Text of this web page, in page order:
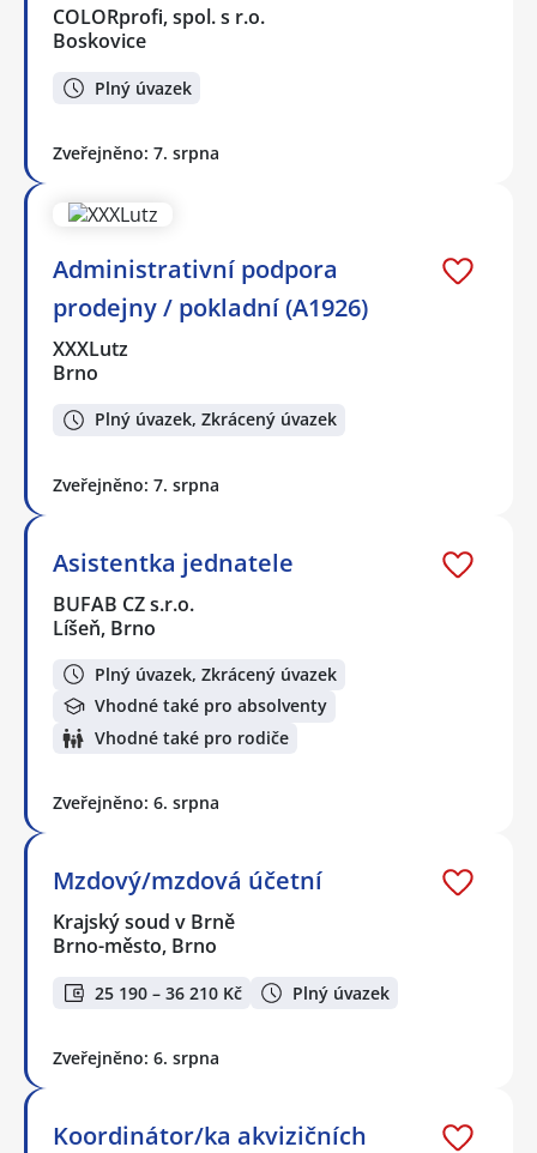
COLORprofi, spol. s r.o.
Boskovice
Plný úvazek
Zveřejněno: 7. srpna
Administrativní podpora
prodejny / pokladní (A1926)
XXXLutz
Brno
Plný úvazek, Zkrácený úvazek
Zveřejněno: 7. srpna
Asistentka jednatele
BUFAB CZ s.r.o.
Líšeň, Brno
Plný úvazek, Zkrácený úvazek
Vhodné také pro absolventy
Vhodné také pro rodiče
Zveřejněno: 6. srpna
Mzdový/mzdová účetní
Krajský soud v Brně
Brno-město, Brno
25 190 – 36 210 Kč Plný úvazek
Zveřejněno: 6. srpna
Koordinátor/ka akvizičních